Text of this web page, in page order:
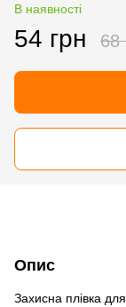
В наявності
54 грн 68
Опис
Захисна плівка